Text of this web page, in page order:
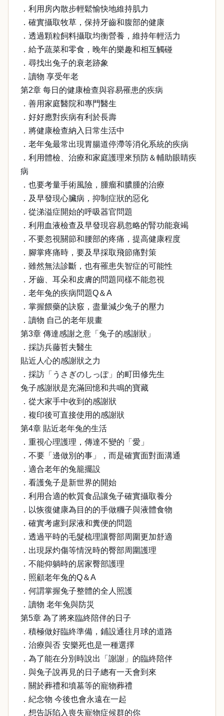
．利用房內散步輕鬆愉快地維持肌力
．確實攝取牧草，保持牙齒和腹部的健康
．透過顆粒飼料攝取均衡營養，維持年輕活力
．給予蔬菜和零食，晚年的樂趣和相互觸碰
．尋找出兔子的衰老跡象
．讀物 享受年老
第2章 每日的健康檢查與容易罹患的疾病
．善用家庭醫院和專門醫生
．好好應對疾病有利於長壽
．將健康檢查納入日常生活中
．老年兔最常出現胃腸道停滯等消化系統的疾病
．利用體檢、治療和家庭護理來預防＆輔助眼睛疾
病
．也要考量手術風險，腫瘤和膿腫的治療
．及早發現心臟病，抑制症狀的惡化
．從涕溢症開始的呼吸器官問題
．利用血液檢查及早發現容易忽略的腎功能衰竭
．不要忽視關節和腰部的疼痛，提高健康程度
．腳掌疼痛時，要及早採取飛節痛對策
．雖然無法診斷，也有罹患失智症的可能性
．牙齒、耳朵和皮膚的問題同樣不能忽視
．老年兔的疾病問題Q＆A
．掌握餵藥的訣竅，盡量減少兔子的壓力
．讀物 自己的老年規畫
第3章 傳達感謝之意「兔子的感謝狀」
．採訪兵藤哲夫醫生
貼近人心的感謝狀之力
．採訪「うさぎのしっぽ」的町田修先生
兔子感謝狀是充滿回憶和共鳴的寶藏
．從大家手中收到的感謝狀
．複印後可直接使用的感謝狀
第4章 貼近老年兔的生活
．重視心理護理，傳達不變的「愛」
．不要「邊做別的事」，而是確實面對面溝通
．適合老年的兔籠擺設
．看護兔子是新世界的開始
．利用合適的軟質食品讓兔子確實攝取養分
．以恢復健康為目的的手做糰子與液體食物
．確實考慮到尿液和糞便的問題
．透過平時的毛髮梳理讓臀部周圍更加舒適
．出現尿灼傷等情況時的臀部周圍護理
．不能仰躺時的居家臀部護理
．照顧老年兔的Q＆A
．何謂掌握兔子整體的全人照護
．讀物 老年兔與防災
第5章 為了將來臨終陪伴的日子
．積極做好臨終準備，鋪設通往月球的道路
．治療與否 安樂死也是一種選擇
．為了能在分別時說出「謝謝」的臨終陪伴
．與兔子說再見的日子總有一天會到來
．關於葬禮和墳墓等的寵物葬禮
．紀念物 今後也會永遠在一起
．想告訴陷入喪失寵物症候群的你